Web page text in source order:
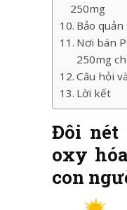
250mg
Bảo
Nơi bán
250mg
Câu hỏi
Lời kết
Đôi nét
oxy
con